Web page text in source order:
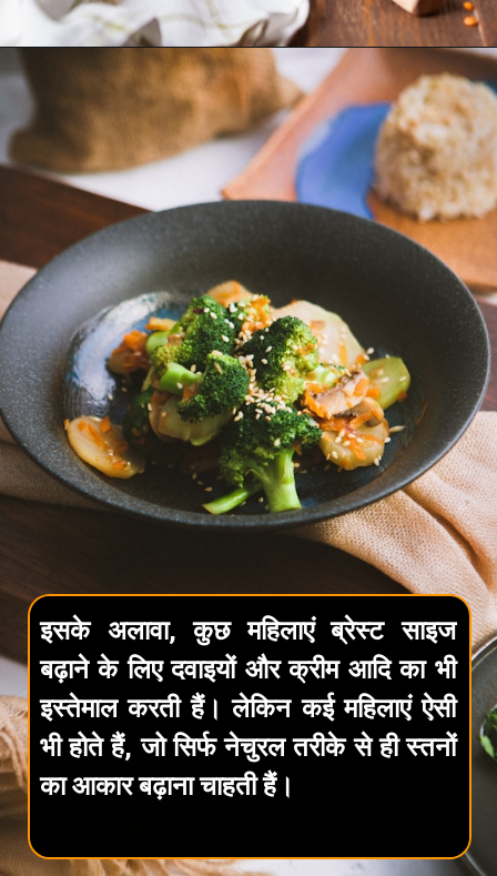
इसके अलावा, कुछ महिलाएं ब्रेस्ट साइज
बढ़ाने के लिए दवाइयों और क्रीम आदि का भी
इस्तेमाल करती हैं। लेकिन कई महिलाएं ऐसी
भी होते हैं, जो सिर्फ नेचुरल तरीके से ही स्तनों
का आकार बढ़ाना चाहती हैं।